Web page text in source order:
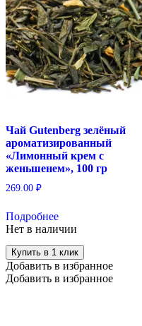
Чай Gutenberg зелёный
ароматизированный
«Лимонный крем с
женьшенем», 100 гр
269.00 ₽
Подробнее
Нет в наличии
Купить в 1 клик
Добавить в избранное
Добавить в избранное